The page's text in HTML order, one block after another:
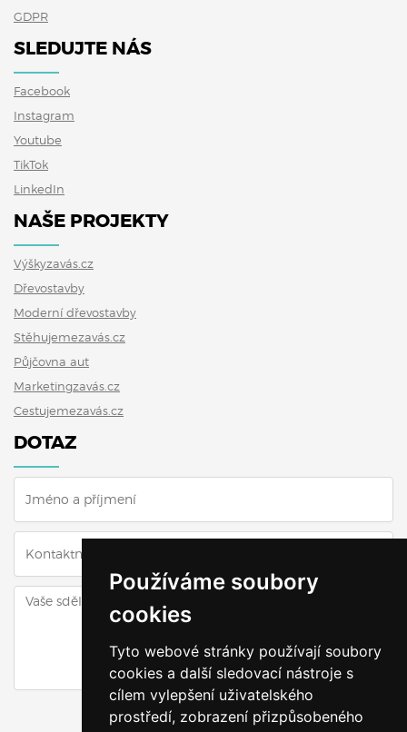
Používáme soubory
cookies
Tyto webové stránky používají soubory
cookies a další sledovací nástroje s
cílem vylepšení uživatelského
prostředí, zobrazení přizpůsobeného
GDPR
SLEDUJTE NÁS
Facebook
Instagram
Youtube
TikTok
LinkedIn
NAŠE PROJEKTY
Výškyzavás.cz
Dřevostavby
Moderní dřevostavby
Stěhujemezavás.cz
Půjčovna aut
Marketingzavás.cz
Cestujemezavás.cz
DOTAZ
ODESLAT DOTAZ